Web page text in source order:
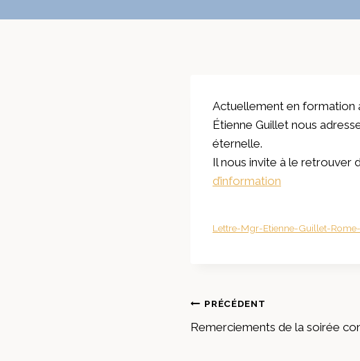
Actuellement en formation
Étienne Guillet nous
éternelle.
Il nous invite à le retrouver
d’information
Lettre-Mgr-Etienne-Guillet-
Navigation
de
PRÉCÉDENT
Remerciements de la soirée